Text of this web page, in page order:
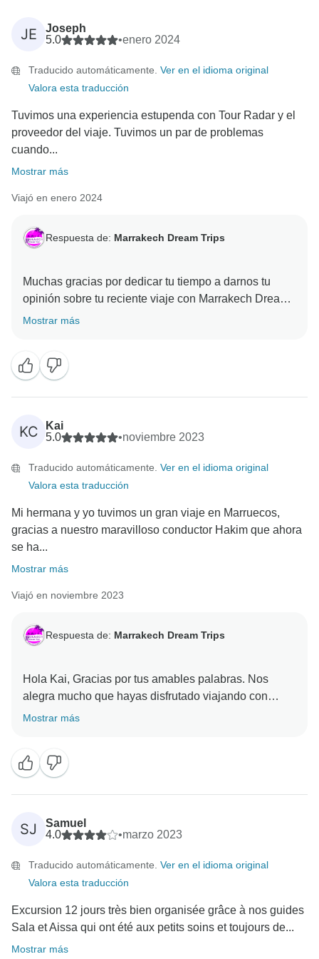
JE
Joseph
5.0
•enero 2024
Traducido automáticamente. Ver en el idioma original
Valora esta traducción
Tuvimos una experiencia estupenda con Tour Radar y el
proveedor del viaje. Tuvimos un par de problemas
cuando...
Mostrar más
Viajó en enero 2024
Respuesta de: Marrakech Dream Trips
Muchas gracias por dedicar tu tiempo a darnos tu
opinión sobre tu reciente viaje con Marrakech Dream
trips. Nos alegramos de que lo pasaras tan bien. Los
un trabajo maravilloso, sino también para ayudarnos a
mejorar continuamente. Esperamos que vuelvas a
Mostrar más
KC
Kai
5.0
•noviembre 2023
Traducido automáticamente. Ver en el idioma original
Valora esta traducción
Mi hermana y yo tuvimos un gran viaje en Marruecos,
gracias a nuestro maravilloso conductor Hakim que ahora
se ha...
Mostrar más
Viajó en noviembre 2023
Respuesta de: Marrakech Dream Trips
Hola Kai, Gracias por tus amables palabras. Nos
alegra mucho que hayas disfrutado viajando con
Mostrar más
SJ
Samuel
4.0
•marzo 2023
Traducido automáticamente. Ver en el idioma original
Valora esta traducción
Excursion 12 jours très bien organisée grâce à nos guides
Sala et Aissa qui ont été aux petits soins et toujours de...
Mostrar más